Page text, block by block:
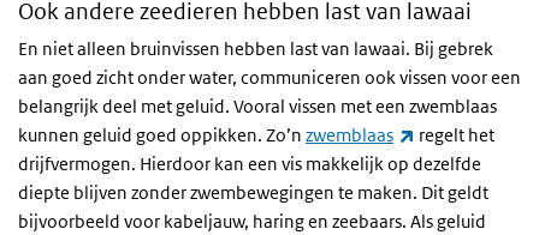
Ook andere zeedieren hebben last van lawaai
En niet alleen bruinvissen hebben last van lawaai. Bij gebrek
aan goed zicht onder water, communiceren ook vissen voor een
belangrijk deel met geluid. Vooral vissen met een zwemblaas
kunnen geluid goed oppikken. Zo’n zwemblaas (externe link)
regelt het
drijfvermogen. Hierdoor kan een vis makkelijk op dezelfde
diepte blijven zonder zwembewegingen te maken. Dit geldt
bijvoorbeeld voor kabeljauw, haring en zeebaars. Als geluid